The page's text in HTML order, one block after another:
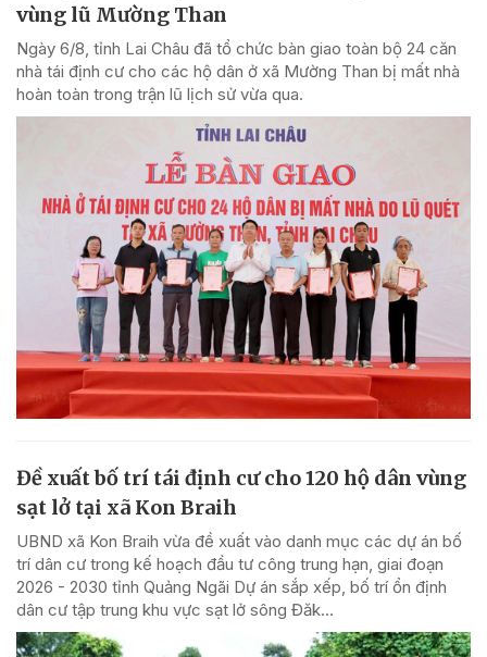
vùng lũ Mường Than
Ngày 6/8, tỉnh Lai Châu đã tổ chức bàn giao toàn bộ 24 căn
nhà tái định cư cho các hộ dân ở xã Mường Than bị mất nhà
hoàn toàn trong trận lũ lịch sử vừa qua.
Đề xuất bố trí tái định cư cho 120 hộ dân vùng
sạt lở tại xã Kon Braih
UBND xã Kon Braih vừa đề xuất vào danh mục các dự án bố
trí dân cư trong kế hoạch đầu tư công trung hạn, giai đoạn
2026 - 2030 tỉnh Quảng Ngãi Dự án sắp xếp, bố trí ổn định
dân cư tập trung khu vực sạt lở sông Đăk...